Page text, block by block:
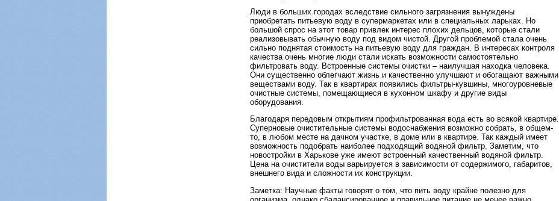
Люди в больших городах вследствие сильного загрязнения вынуждены
приобретать питьевую воду в супермаркетах или в специальных ларьках. Но
большой спрос на этот товар привлек интерес плохих дельцов, которые стали
реализовывать обычную воду под видом чистой. Другой проблемой стала очень
сильно поднятая стоимость на питьевую воду для граждан. В интересах контроля
качества очень многие люди стали искать возможности самостоятельно
фильтровать воду. Встроенные системы очистки – наилучшая находка человека.
Они существенно облегчают жизнь и качественно улучшают и обогащают важными
веществами воду. Так в квартирах появились фильтры-кувшины, многоуровневые
очистные системы, помещающиеся в кухонном шкафу и другие виды
оборудования.
Благодаря передовым открытиям профильтрованная вода есть во всякой квартире.
Суперновые очистительные системы водоснабжения возможно собрать, в общем-
то, в любом месте на дачном участке, в доме или в квартире. Так каждый имеет
возможность подобрать наиболее подходящий водяной фильтр. Заметим, что
новостройки в Харькове уже имеют встроенный качественный водяной фильтр.
Цена на очистители воды варьируется в зависимости от содержимого, габаритов,
внешнего вида и сложности их конструкции.
Заметка: Научные факты говорят о том, что пить воду крайне полезно для